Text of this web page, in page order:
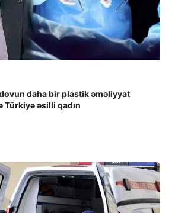
daha bir plastik əməliyyat
Türkiyə əsilli qadın